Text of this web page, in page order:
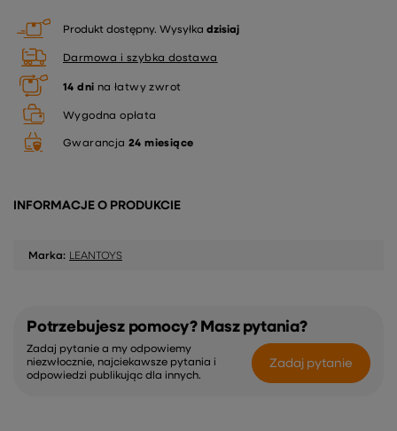
Produkt dostępny Wysyłka dzisiaj
Darmowa i szybka dostawa
14 dni na łatwy zwrot
Wygodna opłata
Gwarancja 24 miesiące
INFORMACJE O PRODUKCIE
Marka: LEANTOYS
Potrzebujesz pomocy? Masz pytania?
Zadaj pytanie a my odpowiemy
niezwłocznie, najciekawsze pytania i
odpowiedzi publikując dla innych.
Zadaj pytanie